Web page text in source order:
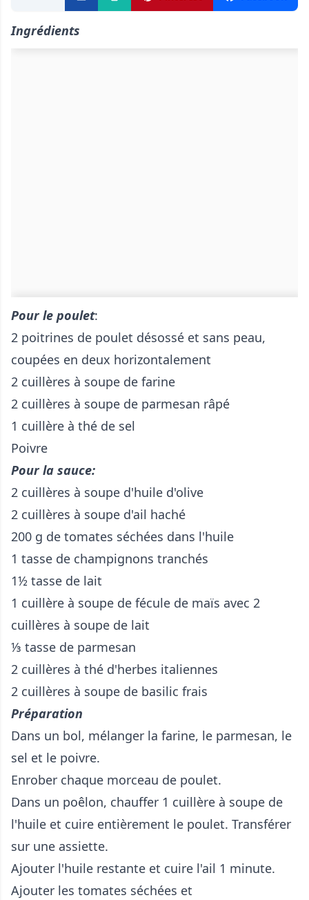
Ingrédients
Pour le poulet:
2 poitrines de poulet désossé et sans peau,
coupées en deux horizontalement
2 cuillères à soupe de farine
2 cuillères à soupe de parmesan râpé
1 cuillère à thé de sel
Poivre
Pour la sauce:
2 cuillères à soupe d'huile d'olive
2 cuillères à soupe d'ail haché
200 g de tomates séchées dans l'huile
1 tasse de champignons tranchés
1½ tasse de lait
1 cuillère à soupe de fécule de maïs avec 2
cuillères à soupe de lait
⅓ tasse de parmesan
2 cuillères à thé d'herbes italiennes
2 cuillères à soupe de basilic frais
Préparation
Dans un bol, mélanger la farine, le parmesan, le
sel et le poivre.
Enrober chaque morceau de poulet.
Dans un poêlon, chauffer 1 cuillère à soupe de
l'huile et cuire entièrement le poulet. Transférer
sur une assiette.
Ajouter l'huile restante et cuire l'ail 1 minute.
Ajouter les tomates séchées et